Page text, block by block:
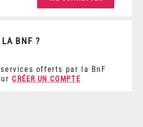
LA BNF ?
offerts par la BnF
CRÉER UN COMPTE